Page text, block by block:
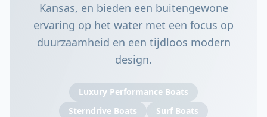
Kansas, en bieden een buitengewone
ervaring op het water met een focus op
duurzaamheid en een tijdloos modern
design.
Luxury Performance Boats
Sterndrive Boats
Surf Boats